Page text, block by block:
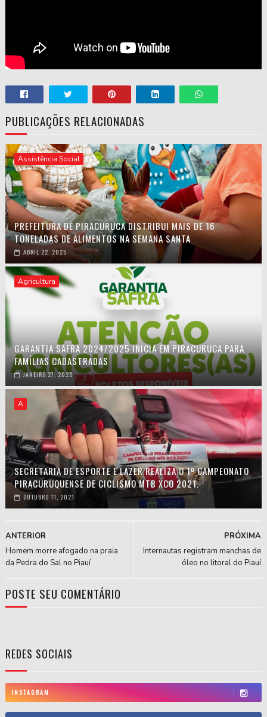
PUBLICAÇÕES RELACIONADAS
Assistência Social
PREFEITURA DE PIRACURUCA DISTRIBUI MAIS DE 16
TONELADAS DE ALIMENTOS NA SEMANA SANTA
ABRIL 22, 2025
Agricultura
GARANTIA SAFRA 2024/2025 INICIA EM PIRACURUCA PARA
FAMÍLIAS CADASTRADAS
JANEIRO 27, 2025
A
SECRETARIA DE ESPORTE E LAZER REALIZA O 1º CAMPEONATO
PIRACURUQUENSE DE CICLISMO MTB XCO 2021.
OUTUBRO 11, 2021
PRÓXIMA
Internautas registram manchas de
óleo no litoral do Piauí
ANTERIOR
Homem morre afogado na praia
da Pedra do Sal no Piauí
POSTE SEU COMENTÁRIO
REDES SOCIAIS
INSTAGRAM